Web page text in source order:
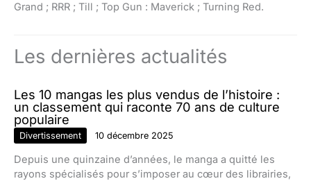
Grand ; RRR ; Till ; Top Gun : Maverick ; Turning Red.
Les dernières actualités
Les 10 mangas les plus vendus de l’histoire :
un classement qui raconte 70 ans de culture
populaire
Divertissement 10 décembre 2025
Depuis une quinzaine d’années, le manga a quitté les
rayons spécialisés pour s’imposer au cœur des librairies,